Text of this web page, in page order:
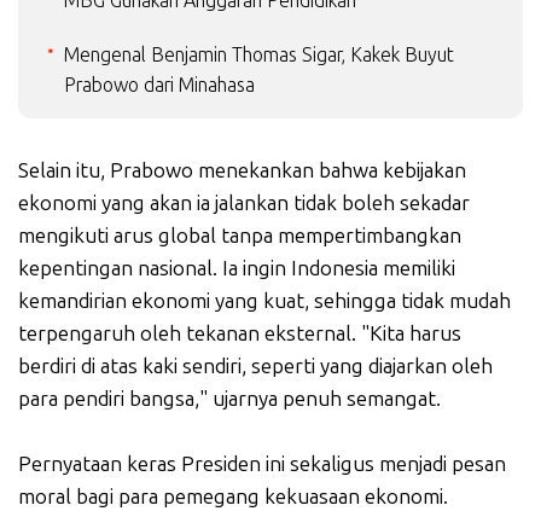
Mengenal Benjamin Thomas Sigar, Kakek Buyut
Prabowo dari Minahasa
Selain itu, Prabowo menekankan bahwa kebijakan
ekonomi yang akan ia jalankan tidak boleh sekadar
mengikuti arus global tanpa mempertimbangkan
kepentingan nasional. Ia ingin Indonesia memiliki
kemandirian ekonomi yang kuat, sehingga tidak mudah
terpengaruh oleh tekanan eksternal. "Kita harus
berdiri di atas kaki sendiri, seperti yang diajarkan oleh
para pendiri bangsa," ujarnya penuh semangat.
Pernyataan keras Presiden ini sekaligus menjadi pesan
moral bagi para pemegang kekuasaan ekonomi.